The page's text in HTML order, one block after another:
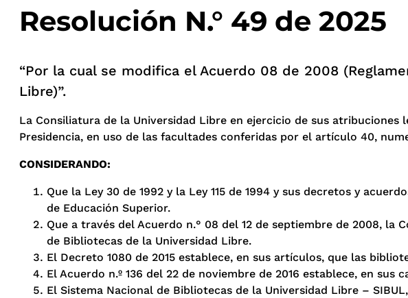
Resolución N.° 49 de 2025
“Por la cual se modifica el Acuerdo 08 de 2008
Libre)”.
La Consiliatura de la Universidad Libre en ejercicio de sus atribuciones
Presidencia, en uso de las facultades conferidas por el artículo 40,
CONSIDERANDO:
Que la Ley 30 de 1992 y la Ley 115 de 1994 y sus decretos y
de Educación Superior.
Que a través del Acuerdo n.° 08 del 12 de septiembre de 2008,
de Bibliotecas de la Universidad Libre.
El Decreto 1080 de 2015 establece, en sus artículos, que las
El Acuerdo n.º 136 del 22 de noviembre de 2016 establece, en
El Sistema Nacional de Bibliotecas de la Universidad Libre –